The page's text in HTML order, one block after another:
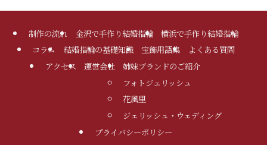
制作の流れ 金沢で手作り結婚指輪
横浜で手作り結婚指輪
コラム
結婚指輪の基礎知識 宝飾用語集
よくある質問
アクセス
運営会社
姉妹ブランドのご紹介
フォトジェリッシュ
花風里
ジェリッシュ・ウェディング
プライバシーポリシー